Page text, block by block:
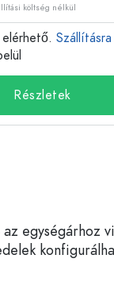
költség nélkül
Részletek
az egységárhoz